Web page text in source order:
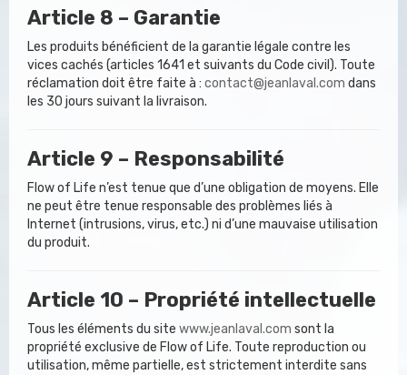
Article 8 – Garantie
Les produits bénéficient de la garantie légale contre les
vices cachés (articles 1641 et suivants du Code civil). Toute
réclamation doit être faite à : contact@jeanlaval.com dans
les 30 jours suivant la livraison.
Article 9 – Responsabilité
Flow of Life n’est tenue que d’une obligation de moyens. Elle
ne peut être tenue responsable des problèmes liés à
Internet (intrusions, virus, etc.) ni d’une mauvaise utilisation
du produit.
Article 10 – Propriété intellectuelle
Tous les éléments du site www.jeanlaval.com sont la
propriété exclusive de Flow of Life. Toute reproduction ou
utilisation, même partielle, est strictement interdite sans